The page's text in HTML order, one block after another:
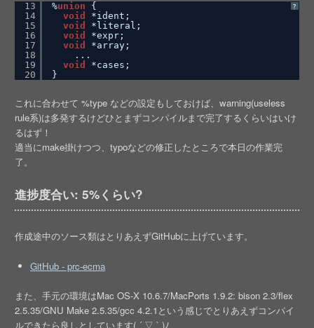
?
13
14
15
16
17
18
19
20
%union
{
void
*ident;
void
*literal;
void
*expr;
void
*array;
...
void
*cases;
}
これに合わせて %type などの設定もしておけば、warning(useless
rule系)は多発するけどひとまずコンパイルまで完了するくらいはいけ
るはず！
適当にmake掛けつつ、typoなどの修正したところで本日の作業完
了。
進捗度合い: 5%くらい?
作成途中のソース類はとりあえずGitHubに上げています。
GitHub - prc-ecma
また、手元の環境はMac OS-X 10.6.7/MacPorts 1.9.2: bison 2.3/flex
2.5.35/GNU Make 2.5.35/gcc 4.2.1という感じでとりあえずコンパイ
ルできたら良しとしています( ´ ▽ ` )ﾉ